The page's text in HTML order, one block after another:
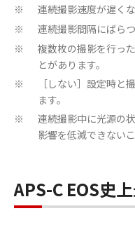
※ 連続撮影速度が遅く
※ 連続撮影間隔にばら
※
複数枚の撮影を行っ
とがあります。
※
［しない］設定時と
ます。
※
連続撮影中に光源の
影響を低減できない
APS-C EOS史